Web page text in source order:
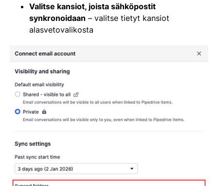
Valitse kansiot, joista sähköpostit
synkronoidaan – valitse tietyt kansiot
alasvetovalikosta